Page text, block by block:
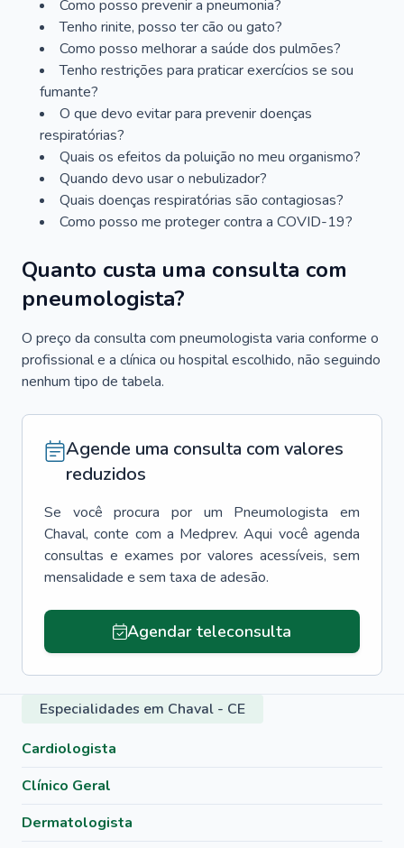
Como posso prevenir a pneumonia?
Tenho rinite, posso ter cão ou gato?
Como posso melhorar a saúde dos pulmões?
Tenho restrições para praticar exercícios se sou
fumante?
O que devo evitar para prevenir doenças
respiratórias?
Quais os efeitos da poluição no meu organismo?
Quando devo usar o nebulizador?
Quais doenças respiratórias são contagiosas?
Como posso me proteger contra a COVID-19?
Quanto custa uma consulta com
pneumologista?
O preço da consulta com pneumologista varia conforme o
profissional e a clínica ou hospital escolhido, não seguindo
nenhum tipo de tabela.
Agende uma consulta com valores
reduzidos
Se você procura por um Pneumologista
em
Chaval, conte com a Medprev. Aqui você agenda
consultas e exames por valores acessíveis, sem
mensalidade e sem taxa de adesão.
Agendar teleconsulta
Especialidades em Chaval - CE
Cardiologista
Clínico Geral
Dermatologista